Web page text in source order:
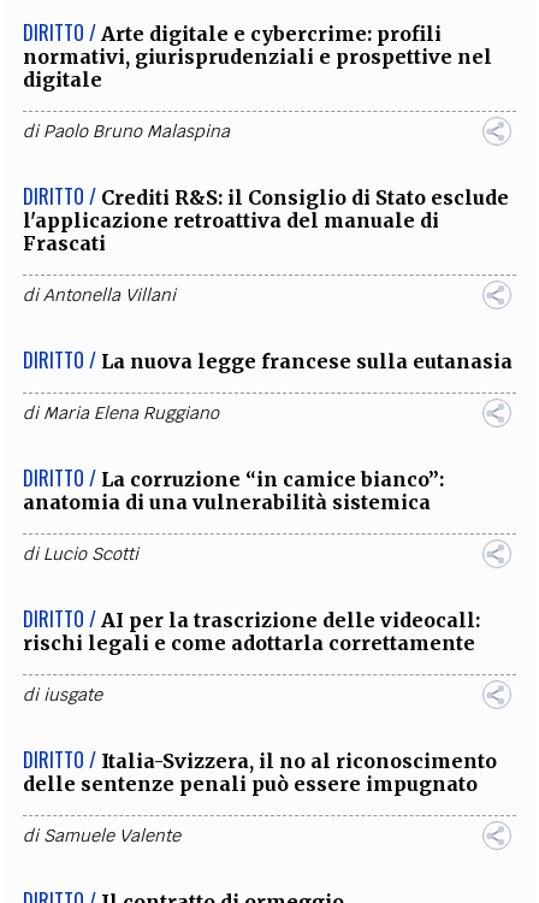
DIRITTO / Arte digitale e cybercrime: profili
normativi, giurisprudenziali e prospettive nel
digitale
diPaolo Bruno Malaspina
DIRITTO / Crediti R&S: il Consiglio di Stato esclude
l'applicazione retroattiva del manuale di
Frascati
diAntonella Villani
DIRITTO / La nuova legge francese sulla eutanasia
diMaria Elena Ruggiano
DIRITTO / La corruzione “in camice bianco”:
anatomia di una vulnerabilità sistemica
diLucio Scotti
DIRITTO / AI per la trascrizione delle videocall:
rischi legali e come adottarla correttamente
diiusgate
DIRITTO / Italia-Svizzera, il no al riconoscimento
delle sentenze penali può essere impugnato
diSamuele Valente